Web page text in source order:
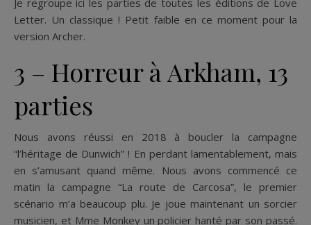
Letter. Un classique ! Petit faible en ce moment pour la
version Archer.
3 – Horreur à Arkham, 13
parties
Nous avons réussi en 2018 à boucler la campagne
“l’héritage de Dunwich” ! En perdant lamentablement, mais
en s’amusant quand même. Nous avons commencé ce
matin la campagne “La route de Carcosa”, le premier
scénario m’a beaucoup plu. Je joue maintenant un sorcier
musicien, et Mme Monkey un policier hanté par son passé.